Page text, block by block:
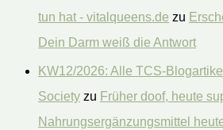
tun hat - vitalqueens.de zu
Dein Darm weiß die Antwort
KW12/2026: Alle TCS-
Society zu Früher doof, heute
Nahrungsergänzungsmittel